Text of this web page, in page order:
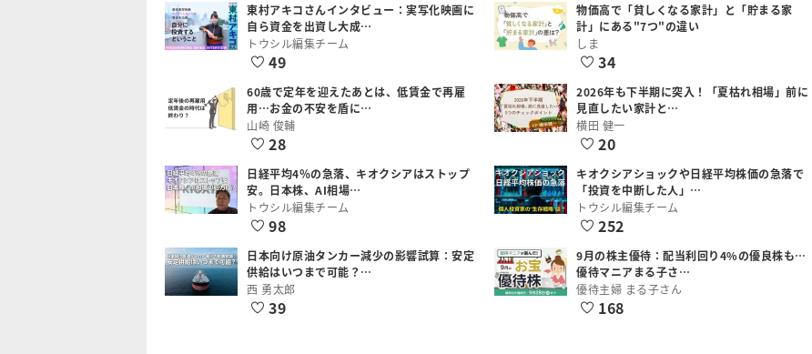
東村アキコさんインタビュー：実写化映画に
自ら資金を出資し大成…
トウシル編集チーム
49
物価高で「貧しくなる家計」と「貯まる家
計」にある"7つ"の違い
しま
34
60歳で定年を迎えたあとは、低賃金で再雇
用…お金の不安を盾に…
山崎 俊輔
28
2026年も下半期に突入！「夏枯れ相場」前に
見直したい家計と…
横田 健一
20
日経平均4％の急落、キオクシアはストップ
安。日本株、AI相場…
トウシル編集チーム
98
キオクシアショックや日経平均株価の急落で
「投資を中断した人」…
トウシル編集チーム
252
日本向け原油タンカー減少の影響試算：安定
供給はいつまで可能？…
西 勇太郎
39
9月の株主優待：配当利回り4%の優良株も…
優待マニアまる子さ…
優待主婦 まる子さん
168